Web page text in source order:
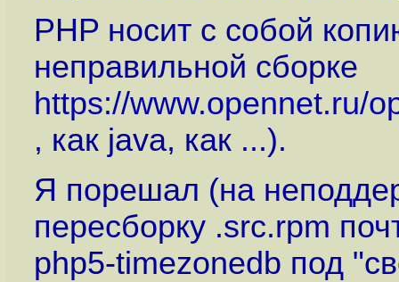
PHP носит с собой
неправильной сборке
https://www.opennet.ru/
, как java, как ...).
Я порешал (на
пересборку .src.rpm
php5-timezonedb под